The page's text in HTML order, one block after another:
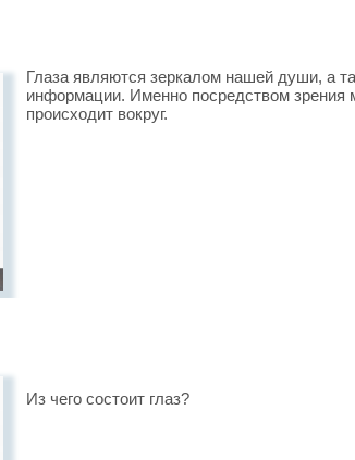
Глаза являются зеркалом нашей души, а
информации. Именно посредством зрения
происходит вокруг.
Из чего состоит глаз?